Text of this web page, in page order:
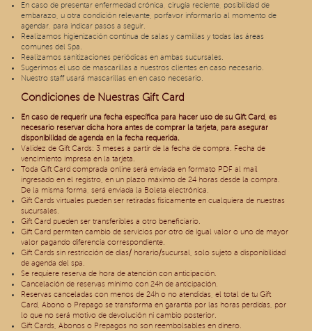
En caso de presentar enfermedad crónica, cirugía reciente, posibilidad de
embarazo, u otra condición relevante, porfavor informarlo al momento de
agendar, para indicar pasos a seguir.
Realizamos higienización continua de salas y camillas y todas las áreas
comunes del Spa.
Realizamos sanitizaciones periódicas en ambas sucursales.
Sugerimos el uso de mascarillas a nuestros clientes en caso necesario.
Nuestro staff usará mascarillas en en caso necesario.
Condiciones de Nuestras Gift Card
En caso de requerir una fecha específica para hacer uso de su Gift Card, es
necesario reservar dicha hora antes de comprar la tarjeta, para asegurar
disponibilidad de agenda en la fecha requerida.
Validez de Gift Cards: 3 meses a partir de la fecha de compra. Fecha de
vencimiento impresa en la tarjeta.
Toda Gift Card comprada online será enviada en formato PDF al mail
ingresado en el registro, en un plazo máximo de 24 horas desde la compra.
De la misma forma, será enviada la Boleta electrónica.
Gift Cards virtuales pueden ser retiradas físicamente en cualquiera de nuestras
sucursales.
Gift Card pueden ser transferibles a otro beneficiario.
Gift Card permiten cambio de servicios por otro de igual valor o uno de mayor
valor pagando diferencia correspondiente.
Gift Cards sin restricción de días/ horario/sucursal, solo sujeto a disponibilidad
de agenda del spa.
Se requiere reserva de hora de atención con anticipación.
Cancelación de reservas mínimo con 24h de anticipación.
Reservas canceladas con menos de 24h o no atendidas, el total de tu Gift
Card, Abono o Prepago se transforma en garantía por las horas perdidas, por
lo que no será motivo de devolución ni cambio posterior.
Gift Cards, Abonos o Prepagos no son reembolsables en dinero.